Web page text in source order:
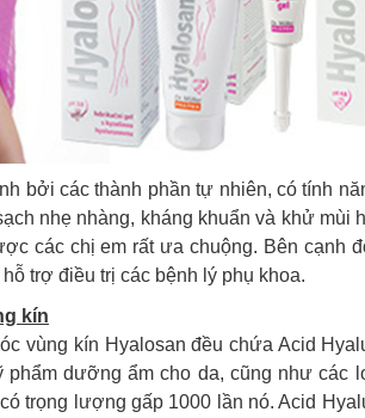
bởi các thành phần tự nhiên, có tính
nhẹ nhàng, kháng khuẩn và khử
các chị em rất ưa chuộng. Bên cạnh
trợ điều trị các bệnh lý phụ khoa.
kín
vùng kín Hyalosan đều chứa Acid
dưỡng ẩm cho da, cũng như
trọng lượng gấp 1000 lần nó. Acid